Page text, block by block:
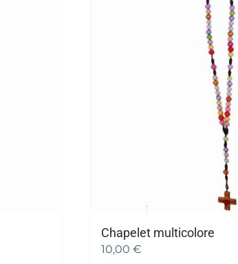
Chapelet multicolore
10,00 €